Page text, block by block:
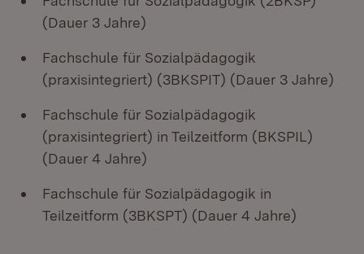
(Dauer 3 Jahre)
Fachschule für Sozialpädagogik
(praxisintegriert) (3BKSPIT) (Dauer 3 Jahre)
Fachschule für Sozialpädagogik
(praxisintegriert) in Teilzeitform (BKSPIL)
(Dauer 4 Jahre)
Fachschule für Sozialpädagogik in
Teilzeitform (3BKSPT) (Dauer 4 Jahre)